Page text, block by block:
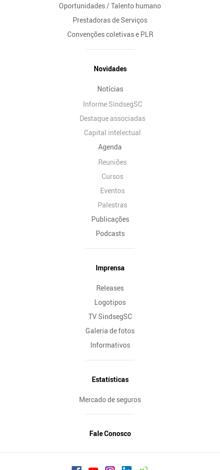
Oportunidades / Talento humano
Prestadoras de Serviços
Convenções coletivas e PLR
Novidades
Notícias
Informe SindsegSC
Destaque associadas
Capital intelectual
Agenda
Reuniões
Cursos
Eventos
Palestras
Publicações
Podcasts
Imprensa
Releases
Logotipos
TV SindsegSC
Galeria de fotos
Informativos
Estatísticas
Mercado de seguros
Fale Conosco